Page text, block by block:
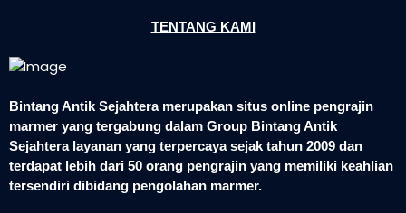
TENTANG KAMI
Bintang Antik Sejahtera merupakan situs online pengrajin
marmer yang tergabung dalam Group Bintang Antik
Sejahtera layanan yang terpercaya sejak tahun 2009 dan
terdapat lebih dari 50 orang pengrajin yang memiliki keahlian
tersendiri dibidang pengolahan marmer.